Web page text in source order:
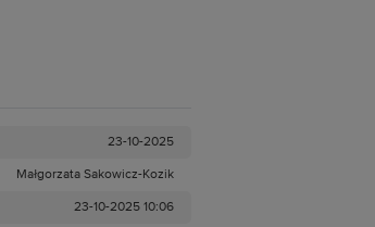
23-10-2025
Małgorzata Sakowicz-Kozik
23-10-2025 10:06